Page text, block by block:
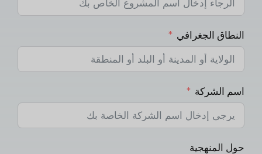
النطاق الجغرافي
اسم الشركة
حول المنهجية